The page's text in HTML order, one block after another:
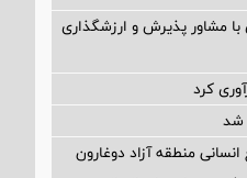
با مشاور پذیرش و ارزشگذاری
منطقه آزاد دوغارون